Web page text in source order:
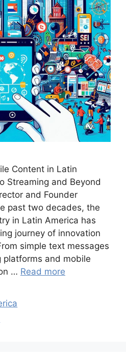
Content in Latin
Streaming and Beyond
and Founder
past two decades, the
in Latin America has
journey of innovation
simple text messages
platforms and mobile
… Read more